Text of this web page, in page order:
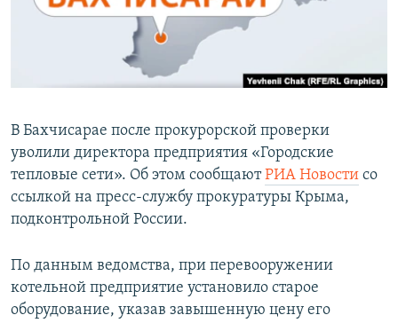
ПОБЕДИТЕЛЕЙ НЕ СУДЯТ?
КРЫМ.НЕПОКОРЕННЫЙ
ПРИСОЕДИНЯЙТЕСЬ!
Все сайты RFE/RL
В Бахчисарае после прокурорской проверки
уволили директора предприятия «Городские
тепловые сети». Об этом сообщаютРИА Новости со
ссылкой на пресс-службу прокуратуры Крыма,
подконтрольной России.
По данным ведомства, при перевооружении
котельной предприятие установило старое
оборудование, указав завышенную цену его